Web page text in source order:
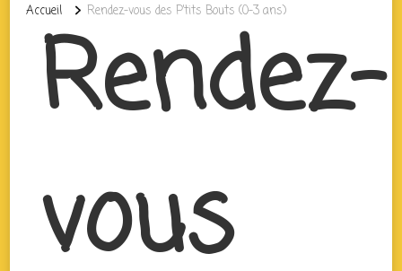
Accueil Rendez-vous des P’tits Bouts (0-3 ans)
Rendez-
vous